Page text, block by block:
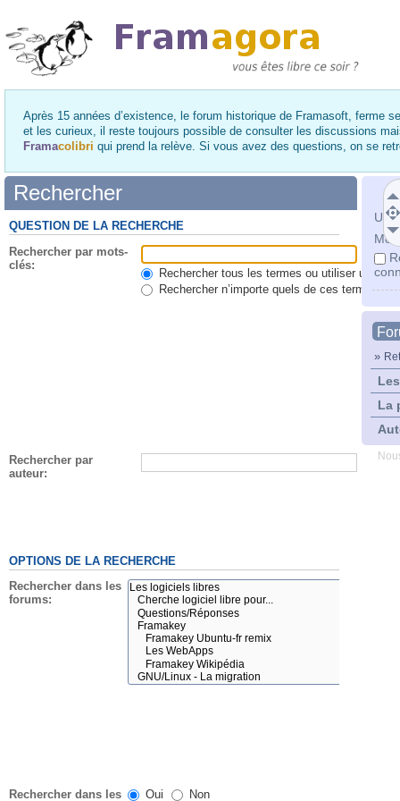
Après 15 années d’existence, le forum historique de Framasoft, ferme
et les curieux, il reste toujours possible de consulter les discussions
Framacolibri qui prend la relève. Si vous avez des questions, on se
Mot
»
La
Rechercher
QUESTION DE LA RECHERCHE
Rechercher par mots-
clés:
Rechercher tous les termes ou utiliser une
Rechercher n’importe quels de ces termes
Rechercher par
auteur:
OPTIONS DE LA RECHERCHE
Rechercher dans les
forums:
Rechercher dans les Oui Non